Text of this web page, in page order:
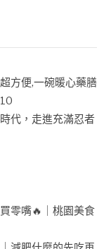
方便,一碗暖心藥膳
代，走進充滿忍者
零嘴🔥｜桃園美食